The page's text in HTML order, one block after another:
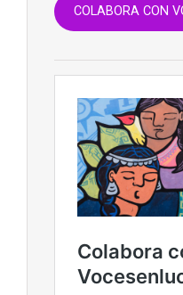
COLABORA CON